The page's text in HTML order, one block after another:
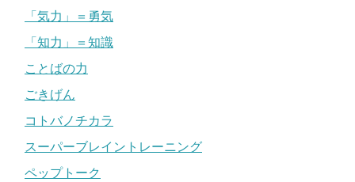
「気力」＝勇気
「知力」＝知識
ことばの力
ごきげん
コトバノチカラ
スーパーブレイントレーニング
ペップトーク